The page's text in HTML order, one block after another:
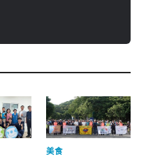
美食